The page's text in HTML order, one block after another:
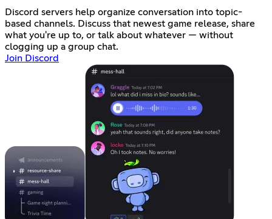
Discord servers help organize conversation into topic-
based channels. Discuss that newest game release, share
what you're up to, or talk about whatever — without
clogging up a group chat.
Join Discord